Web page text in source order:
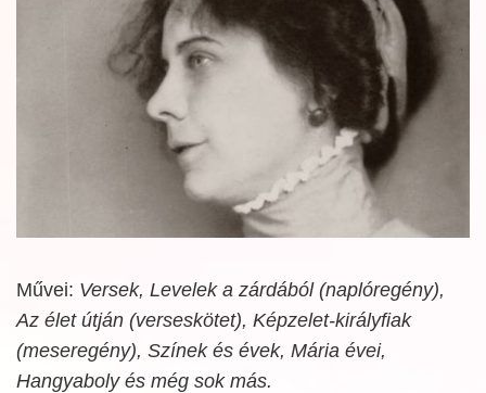
Művei: Versek, Levelek a zárdából (naplóregény),
Az élet útján (verseskötet), Képzelet-királyfiak
(meseregény), Színek és évek, Mária évei,
Hangyaboly és még sok más.